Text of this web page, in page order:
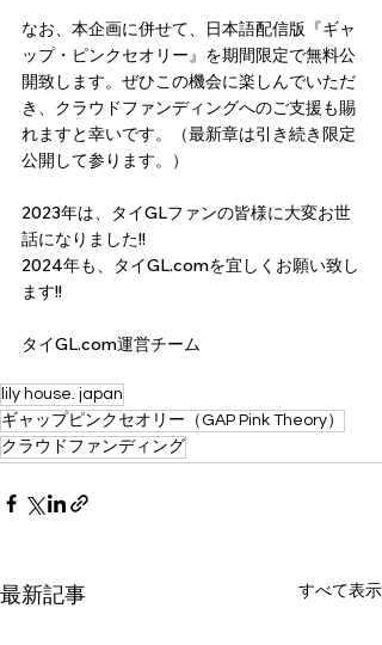
なお、本企画に併せて、日本語配信版『ギャ
ップ・ピンクセオリー』を期間限定で無料公
開致します。ぜひこの機会に楽しんでいただ
き、クラウドファンディングへのご支援も賜
れますと幸いです。（最新章は引き続き限定
公開して参ります。）
2023年は、タイGLファンの皆様に大変お世
話になりました!!
2024年も、タイGL.comを宜しくお願い致し
ます!!
タイGL.com運営チーム
lily house. japan
ギャップピンクセオリー（GAP Pink Theory）
クラウドファンディング
最新記事 すべて表示